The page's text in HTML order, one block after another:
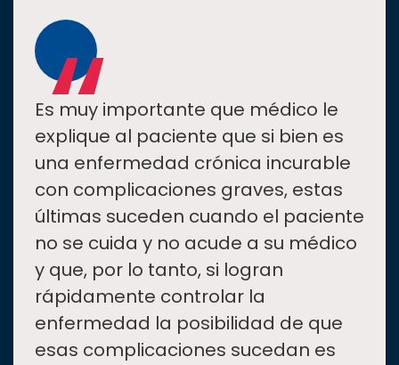
“
Es muy importante que médico le
explique al paciente que si bien es
una enfermedad crónica incurable
con complicaciones graves, estas
últimas suceden cuando el paciente
no se cuida y no acude a su médico
y que, por lo tanto, si logran
rápidamente controlar la
enfermedad la posibilidad de que
esas complicaciones sucedan es